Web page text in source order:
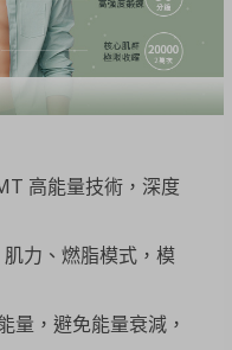
高能量技術，深度
力、燃脂模式，模
量，避免能量衰減，